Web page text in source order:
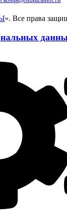
». Все права